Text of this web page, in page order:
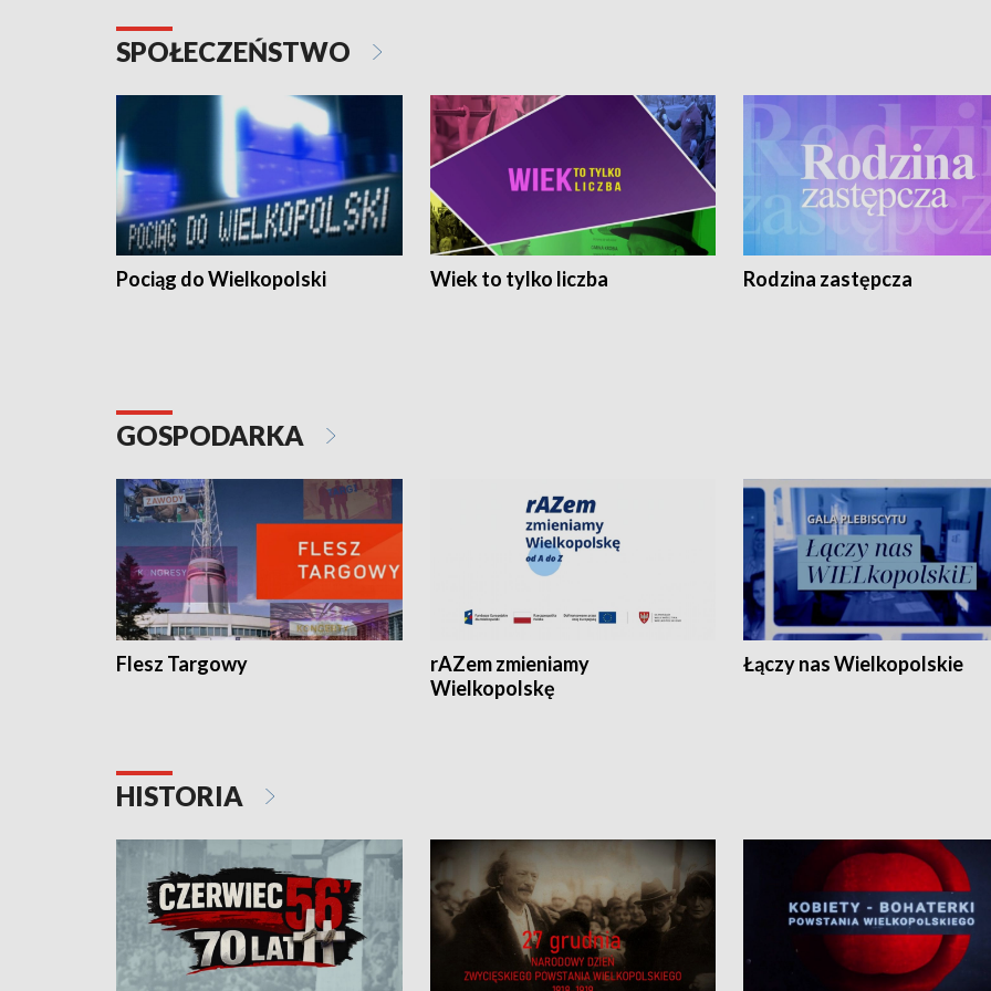
SPOŁECZEŃSTWO
Pociąg do Wielkopolski Wiek to tylko liczba Rodzina zastępcza
GOSPODARKA
Flesz Targowy
rAZem zmieniamy
Wielkopolskę
Łączy nas Wielkopolskie
HISTORIA